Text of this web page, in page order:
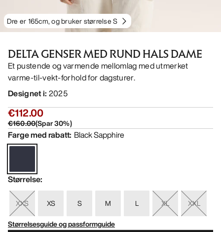
Dre er 165cm, og bruker størrelse S
DELTA GENSER MED RUND HALS DAME
Et pustende og varmende mellomlag med utmerket
varme-til-vekt-forhold for dagsturer.
Designet i: 2025
€112.00
€160.00(Spar30%)
Farge med rabatt: Black Sapphire
Størrelse:
XXS XS S M L XL
XXL
Størrelsesguide og passformguide